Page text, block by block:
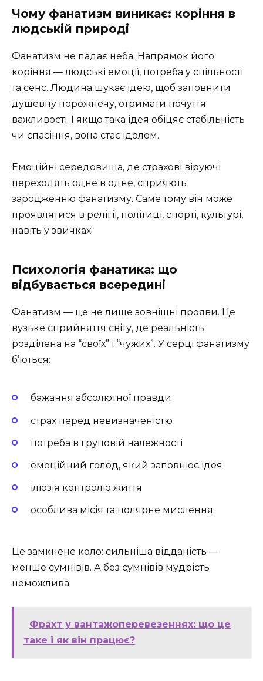
Чому фанатизм виникає: коріння в
людській природі
Фанатизм не падає неба. Напрямок його
коріння — людські емоції, потреба у спільності
та сенс. Людина шукає ідею, щоб заповнити
душевну порожнечу, отримати почуття
важливості. І якщо така ідея обіцяє стабільність
чи спасіння, вона стає ідолом.
Емоційні середовища, де страхові віруючі
переходять одне в одне, сприяють
зародженню фанатизму. Саме тому він може
проявлятися в релігії, політиці, спорті, культурі,
навіть у звичках.
Психологія фанатика: що
відбувається всередині
Фанатизм — це не лише зовнішні прояви. Це
вузьке сприйняття світу, де реальність
розділена на “своїх” і “чужих”. У серці фанатизму
б’ються:
бажання абсолютної правди
страх перед невизначеністю
потреба в груповій належності
емоційний голод, який заповнює ідея
ілюзія контролю життя
особлива місія та полярне мислення
Це замкнене коло: сильніша відданість —
менше сумнівів. А без сумнівів мудрість
неможлива.
Фрахт у вантажоперевезеннях: що це
таке і як він працює?